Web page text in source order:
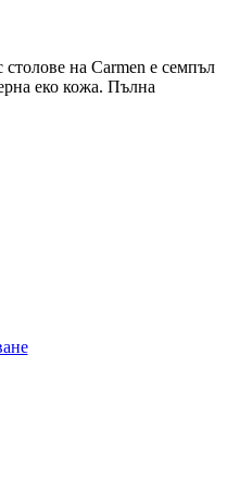
на Carmen е семпъл
еко кожа. Пълна